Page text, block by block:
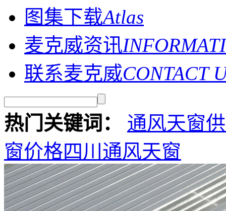
图集下载Atlas
麦克威资讯
联系麦克威CONTACT
热门关键词：
通风天窗
窗价格四川通风天窗